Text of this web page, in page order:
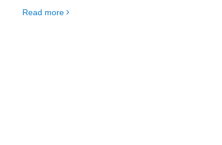
Zivju eļļa ir viens no efektīvākajiem un
Read more